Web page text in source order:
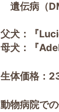
遺伝病（
父犬：『
母犬：『
生体価格：
動物病院で